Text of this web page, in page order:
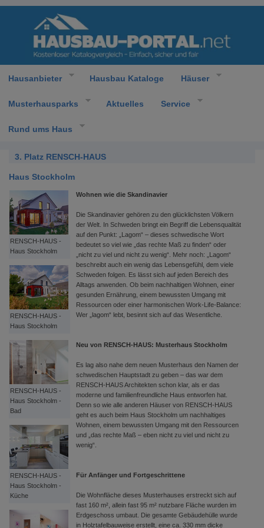
Hausanbieter Hausbau Kataloge Häuser
Musterhausparks Aktuelles Service
Rund ums Haus
3. Platz RENSCH-HAUS
Haus Stockholm
RENSCH-HAUS -
Haus Stockholm
RENSCH-HAUS -
Haus Stockholm
RENSCH-HAUS -
Haus Stockholm -
Bad
RENSCH-HAUS -
Haus Stockholm -
Küche
Wohnen wie die Skandinavier
Die Skandinavier gehören zu den glücklichsten Völkern
der Welt. In Schweden bringt ein Begriff die Lebensqualität
auf den Punkt: „Lagom“ – dieses schwedische Wort
bedeutet so viel wie „das rechte Maß zu finden“ oder
„nicht zu viel und nicht zu wenig“. Mehr noch: „Lagom“
beschreibt auch ein wenig das Lebensgefühl, dem viele
Schweden folgen. Es lässt sich auf jeden Bereich des
Alltags anwenden. Ob beim nachhaltigen Wohnen, einer
gesunden Ernährung, einem bewussten Umgang mit
Ressourcen oder einer harmonischen Work-Life-Balance:
Wer „lagom“ lebt, besinnt sich auf das Wesentliche.
Neu von RENSCH-HAUS: Musterhaus Stockholm
Es lag also nahe dem neuen Musterhaus den Namen der
schwedischen Hauptstadt zu geben – das war dem
RENSCH-HAUS Architekten schon klar, als er das
moderne und familienfreundliche Haus entworfen hat.
Denn so wie alle anderen Häuser von RENSCH-HAUS
geht es auch beim Haus Stockholm um nachhaltiges
Wohnen, einem bewussten Umgang mit den Ressourcen
und „das rechte Maß – eben nicht zu viel und nicht zu
wenig“.
Für Anfänger und Fortgeschrittene
Die Wohnfläche dieses Musterhauses erstreckt sich auf
fast 160 m², allein fast 95 m² nutzbare Fläche wurden im
Erdgeschoss umbaut. Die gesamte Gebäudehülle wurde
in Holztafelbauweise erstellt, eine ca. 330 mm dicke